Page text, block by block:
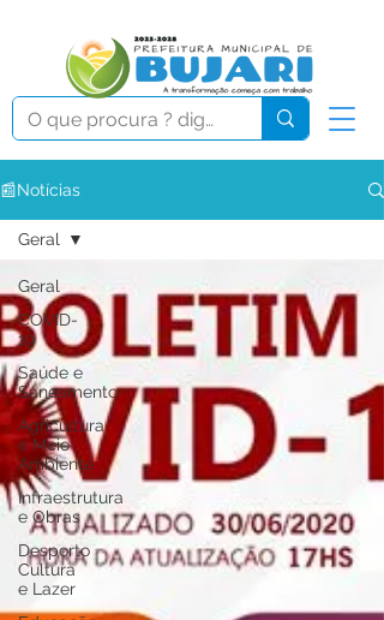
📰Notícias
Geral
COVID-
19
Saúde e
Saneamento
Agricultura
e Meio
Ambiente
Infraestrutura
e Obras
Desporto
Cultura
e Lazer
Geral